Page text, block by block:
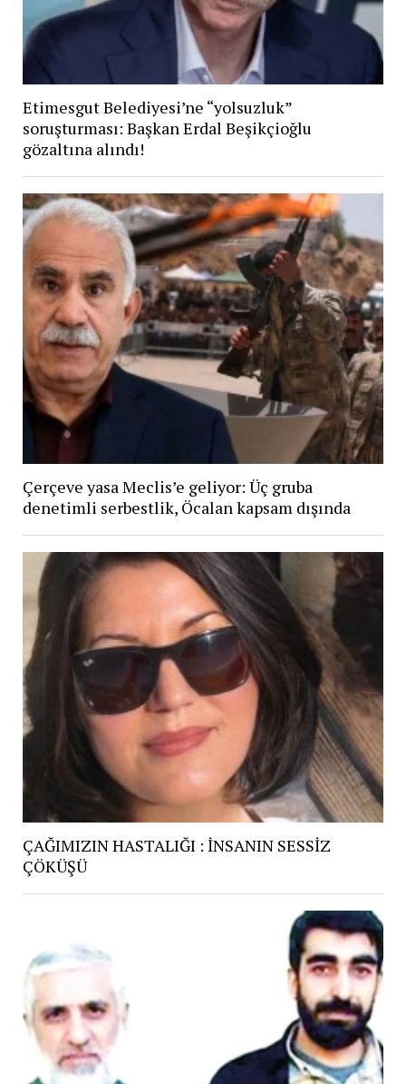
Etimesgut Belediyesi’ne “yolsuzluk”
soruşturması: Başkan Erdal Beşikçioğlu
gözaltına alındı!
Çerçeve yasa Meclis’e geliyor: Üç gruba
denetimli serbestlik, Öcalan kapsam dışında
ÇAĞIMIZIN HASTALIĞI : İNSANIN SESSİZ
ÇÖKÜŞÜ